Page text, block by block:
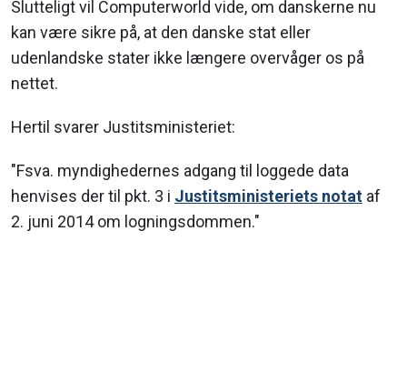
Slutteligt vil Computerworld vide, om danskerne nu
kan være sikre på, at den danske stat eller
udenlandske stater ikke længere overvåger os på
nettet.
Hertil svarer Justitsministeriet:
"Fsva. myndighedernes adgang til loggede data
henvises der til pkt. 3 i Justitsministeriets notat af
2. juni 2014 om logningsdommen."